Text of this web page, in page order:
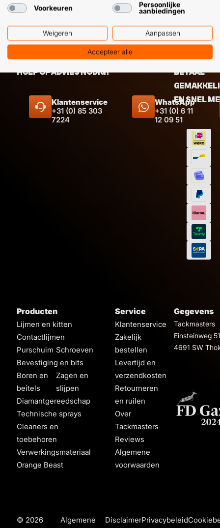
HULP OF ADVIES NODIG?
Klantenservice
+31 (0) 85 303
7224
WhatsApp
+31 (0) 6 11
12 09 51
BETAAL
EN SNEL
Producten
Lijmen en kitten
Contactlijmen
Purschuim Schroeven
Bevestiging en bits
Boren en
beitels
Zagen en
slijpen
Diamantgereedschap
Technische sprays
Cleaners en
toebehoren
Verwerkingsmateriaal
Orange Beast
Service
Klantenservice
Zakelijk
bestellen
Levertijd en
verzendkosten
Retourneren
en ruilen
Over
Tackmasters
Reviews
Algemene
voorwaarden
Gegevens
Tackmasters
Einsteinweg 51
4691 SW
© 2026 Algemene DisclaimerPrivacybeleid
Voorkeuren
Persoonlijke
aanbiedingen
Weigeren Aanpassen
Accepteer alle